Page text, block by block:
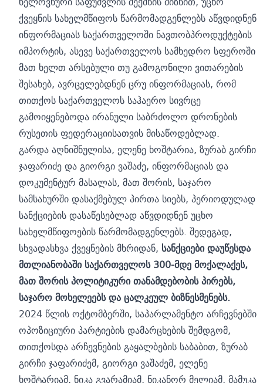
ქვეყნის სახელმწიფოს წარმომადგენლებს აწვდიდნენ
ინფორმაციას საქართველოში ნავთობპროდუქტების
იმპორტის, ასევე საქართველოს სამხედრო სფეროში
მათ ხელთ არსებული თუ გამოგონილი ვითარების
შესახებ, ავრცელებდნენ ცრუ ინფორმაციას, რომ
თითქოს საქართველოს საჰაერო სივრცე
გამოიყენებოდა ირანული საბრძოლო დრონების
რუსეთის ფედერაციისათვის მისაწოდებლად.
გარდა აღნიშნულისა, ელენე ხოშტარია, ზურაბ გირჩი
ჯაფარიძე და გიორგი ვაშაძე, ინფორმაციას და
დოკუმენტურ მასალას, მათ შორის, საჯარო
სამსახურში დასაქმებულ პირთა სიებს, პერიოდულად
სანქციების დასაწესებლად აწვდიდნენ უცხო
სახელმწიფოების წარმომადგენლებს. შედეგად,
სხვადასხვა ქვეყნების მხრიდან, სანქციები დაუწესდა
მთლიანობაში საქართველოს 300-მდე მოქალაქეს,
მათ შორის პოლიტიკური თანამდებობის პირებს,
საჯარო მოხელეებს და ცალკეულ ბიზნესმენებს.
2024 წლის ოქტომბერში, საპარლამენტო არჩევნებში
ოპოზიციური პარტიების დამარცხების შემდგომ,
თითქოსდა არჩევნების გაყალბების საბაბით, ზურაბ
გირჩი ჯაფარიძემ, გიორგი ვაშაძემ, ელენე
ხოშტარიამ, ნიკა გვარამიამ, ნიკანორ მელიამ, მამუკა